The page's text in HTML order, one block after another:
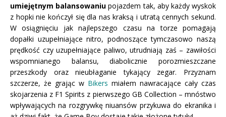
umiejętnym balansowaniu pojazdem tak, aby każdy wyskok
z hopki nie kończył się dla nas kraksą i utratą cennych sekund.
W osiągnięciu jak najlepszego czasu na torze pomagają
dopałki uzupełniające nitro, podnoszące tymczasowo naszą
prędkość czy uzupełniające paliwo, utrudniają zaś – zawiłości
wspomnianego balansu, diabolicznie porozmieszczane
przeszkody oraz nieubłaganie tykający zegar. Przyznam
szczerze, że grając w Bikers miałem nawracające cały czas
skojarzenia z F1 Spirits z pierwszego GB Collection – mnóstwo
wpływających na rozgrywkę niuansów przykuwa do ekranika i